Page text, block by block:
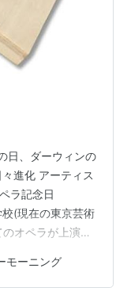
日、ダーウィンの
進化 アーティス
ラ記念日
(現在の東京芸術
オペラが上演さ
軍軍楽隊長で
ルトが指揮をし
モーニング